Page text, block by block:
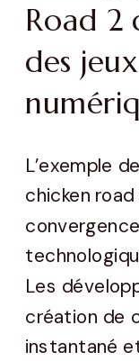
Road 2
des
L’exemple
chicken
Les
création de
instantané